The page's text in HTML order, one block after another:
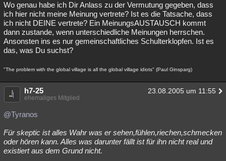
Wo genau habe ich Dir Anlass zu der Vermutung gegeben, dass
ich hier nicht meine Meinung vertrete? Ist es die Tatsache, dass
ich nicht DEINE vertrete? Ein MeinungsAUSTAUSCH kommt
dann zustande, wenn unterschiedliche Meinungen herrschen.
Ansonsten ins es nur gemeinschaftliches Schulterklopfen. Ist es
das, was Du suchst?
"The problem with the global village is all the global village idiots" (Paul Ginsparg)
h7-25 23.08.2005 um 11:55
ehemaliges Mitglied
@Tyranos
Für skeptic ist alles Wahr was er sehen,fühlen,riechen,schmecken
oder hören kann. Alles was darunter fällt ist für ihn nicht real und
existiert aus dem Grund nicht.